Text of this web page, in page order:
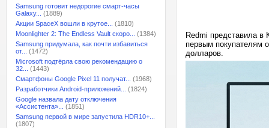
Samsung готовит недорогие смарт-часы
Galaxy...
(1889)
Акции SpaceX вошли в крутое...
(1810)
Moonlighter 2: The Endless Vault скоро...
(1384)
Samsung придумала, как почти избавиться
от...
(1472)
Microsoft подтёрла свою рекомендацию о
32...
(1443)
Смартфоны Google Pixel 11 получат...
(1968)
Разработчики Android-приложений...
(1824)
Google назвала дату отключения
«Ассистента»...
(1851)
Samsung первой в мире запустила HDR10+...
(1807)
Redmi представила в
первым покупателям
долларов.